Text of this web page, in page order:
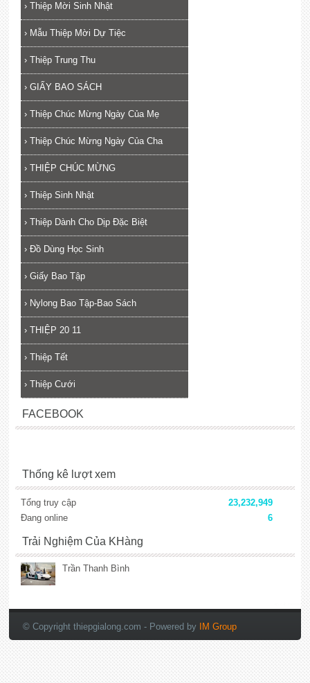
› Thiệp Mời Sinh Nhật
› Mẫu Thiệp Mời Dự Tiệc
› Thiệp Trung Thu
› GIẤY BAO SÁCH
› Thiệp Chúc Mừng Ngày Của Mẹ
› Thiệp Chúc Mừng Ngày Của Cha
› THIỆP CHÚC MỪNG
› Thiệp Sinh Nhật
› Thiệp Dành Cho Dịp Đặc Biệt
› Đồ Dùng Học Sinh
› Giấy Bao Tập
› Nylong Bao Tập-Bao Sách
› THIỆP 20 11
› Thiệp Tết
› Thiệp Cưới
FACEBOOK
Thống kê lượt xem
Tổng truy cập
23,232,949
Đang online
6
Trải Nghiệm Của KHàng
Trần Thanh Bình
© Copyright thiepgialong.com - Powered by IM Group